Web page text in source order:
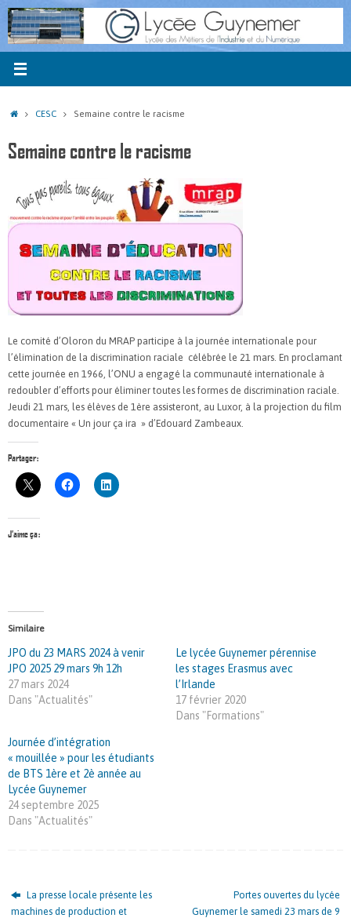
Passer
au
contenu
Accueil
CESC Semaine contre le racisme
Semaine contre le racisme
Le comité d’Oloron du MRAP participe à la journée internationale pour
l’élimination de la discrimination raciale célébrée le 21 mars. En proclamant
cette journée en 1966, l’ONU a engagé la communauté internationale à
redoubler d’efforts pour éliminer toutes les formes de discrimination raciale.
Jeudi 21 mars, les élèves de 1ère assisteront, au Luxor, à la projection du film
documentaire « Un jour ça ira » d’Edouard Zambeaux.
Partager :
J’aime ça :
Similaire
JPO du 23 MARS 2024 à venir
JPO 2025 29 mars 9h 12h
27 mars 2024
Dans "Actualités"
Le lycée Guynemer pérennise
les stages Erasmus avec
l’Irlande
17 février 2020
Dans "Formations"
Journée d’intégration
« mouillée » pour les étudiants
de BTS 1ère et 2è année au
Lycée Guynemer
24 septembre 2025
Dans "Actualités"
La presse locale présente les
machines de production et
Portes ouvertes du lycée
Guynemer le samedi 23 mars de 9